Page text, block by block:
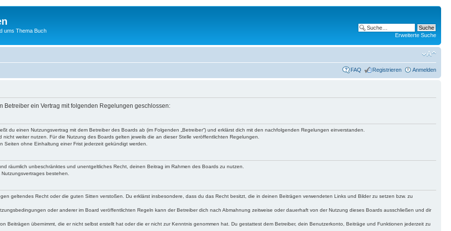
ums Thema Buch
Erweiterte Suche
FAQ Registrieren Anmelden
Betreiber ein Vertrag mit folgenden Regelungen geschlossen:
du einen Nutzungsvertrag mit dem Betreiber des Boards ab (im Folgenden „Betreiber“) und erklärst dich mit den nachfolgenden Regelungen einverstanden.
weiter nutzen. Für die Nutzung des Boards gelten jeweils die an dieser Stelle veröffentlichten Regelungen.
ohne Einhaltung einer Frist jederzeit gekündigt werden.
räumlich unbeschränktes und unentgeltliches Recht, deinen Beitrag im Rahmen des Boards zu nutzen.
bestehen.
geltendes Recht oder die guten Sitten verstoßen. Du erklärst insbesondere, dass du das Recht besitzt, die in deinen Beiträgen verwendeten Links und Bilder zu setzen bzw. zu
oder anderer im Board veröffentlichten Regeln kann der Betreiber dich nach Abmahnung zeitweise oder dauerhaft von der Nutzung dieses Boards ausschließen und dir
Beiträgen übernimmt, die er nicht selbst erstellt hat oder die er nicht zur Kenntnis genommen hat. Du gestattest dem Betreiber, dein Benutzerkonto, Beiträge und Funktionen jederzeit zu